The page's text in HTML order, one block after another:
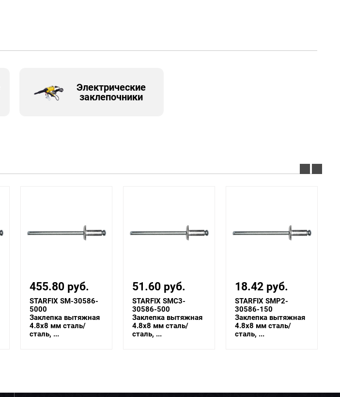
Электрические
заклепочники
51.60 руб.
STARFIX SMC3-
30586-500
Заклепка вытяжная
4.8х8 мм сталь/
сталь, ...
18.42 руб.
STARFIX SMP2-
30586-150
Заклепка вытяжная
4.8х8 мм сталь/
сталь, ...
380.40 руб.
STARFIX SM-42328-
10000
Заклепка вытяжная
4.8х8 мм алюминий/
стал...